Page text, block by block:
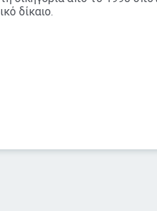
δίκαιο.